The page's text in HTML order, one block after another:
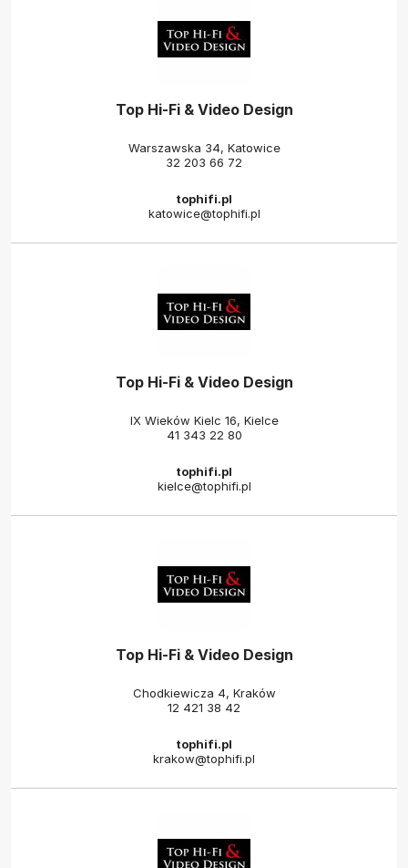
Top Hi-Fi & Video Design
Warszawska 34, Katowice
32 203 66 72
tophifi.pl
katowice@tophifi.pl
Top Hi-Fi & Video Design
IX Wieków Kielc 16, Kielce
41 343 22 80
tophifi.pl
kielce@tophifi.pl
Top Hi-Fi & Video Design
Chodkiewicza 4, Kraków
12 421 38 42
tophifi.pl
krakow@tophifi.pl